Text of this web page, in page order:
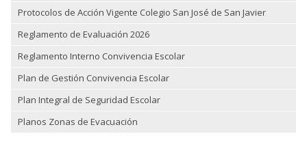
Protocolos de Acción Vigente Colegio San José de San Javier
Reglamento de Evaluación 2026
Reglamento Interno Convivencia Escolar
Plan de Gestión Convivencia Escolar
Plan Integral de Seguridad Escolar
Planos Zonas de Evacuación